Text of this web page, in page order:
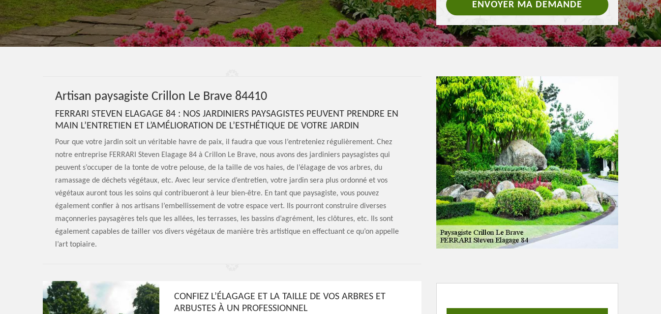
Artisan paysagiste Crillon Le Brave 84410
FERRARI STEVEN ELAGAGE 84 : NOS JARDINIERS PAYSAGISTES PEUVENT PRENDRE EN
MAIN L’ENTRETIEN ET L’AMÉLIORATION DE L’ESTHÉTIQUE DE VOTRE JARDIN
Pour que votre jardin soit un véritable havre de paix, il faudra que vous l’entreteniez régulièrement. Chez
notre entreprise FERRARI Steven Elagage 84 à Crillon Le Brave, nous avons des jardiniers paysagistes qui
peuvent s’occuper de la tonte de votre pelouse, de la taille de vos haies, de l’élagage de vos arbres, du
ramassage de déchets végétaux, etc. Avec leur service d’entretien, votre jardin sera plus ordonné et vos
végétaux auront tous les soins qui contribueront à leur bien-être. En tant que paysagiste, vous pouvez
également confier à nos artisans l’embellissement de votre espace vert. Ils pourront construire diverses
maçonneries paysagères tels que les allées, les terrasses, les bassins d’agrément, les clôtures, etc. Ils sont
également capables de tailler vos divers végétaux de manière très artistique en effectuant ce qu’on appelle
l’art topiaire.
CONFIEZ L’ÉLAGAGE ET LA TAILLE DE VOS ARBRES ET
ARBUSTES À UN PROFESSIONNEL